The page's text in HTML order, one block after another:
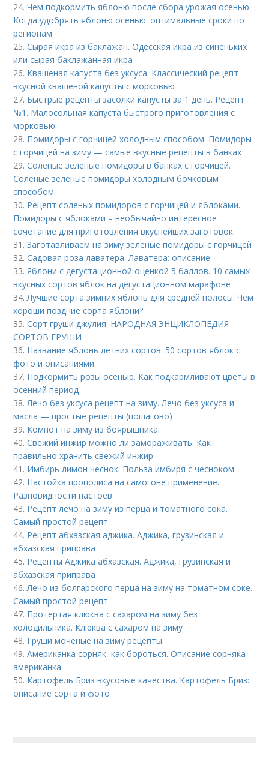
24.Чем подкормить яблоню после сбора урожая осенью.
Когда удобрять яблоню осенью: оптимальные сроки по
регионам
25.Сырая икра из баклажан. Одесская икра из синеньких
или сырая баклажанная икра
26. Квашеная капуста без уксуса. Классический рецепт
вкусной квашеной капусты с морковью
27. Быстрые рецепты засолки капусты за 1 день. Рецепт
№1. Малосольная капуста быстрого приготовления с
морковью
28. Помидоры с горчицей холодным способом. Помидоры
с горчицей на зиму — самые вкусные рецепты в банках
29.Соленые зеленые помидоры в банках с горчицей.
Соленые зеленые помидоры холодным бочковым
способом
30. Рецепт соленых помидоров с горчицей и яблоками.
Помидоры с яблоками – необычайно интересное
сочетание для приготовления вкуснейших заготовок.
31.Заготавливаем на зиму зеленые помидоры с горчицей
32.Садовая роза лаватера. Лаватера: описание
33.Яблони с дегустационной оценкой 5 баллов. 10 самых
вкусных сортов яблок на дегустационном марафоне
34.Лучшие сорта зимних яблонь для средней полосы. Чем
хороши поздние сорта яблони?
35.Сорт груши джулия. НАРОДНАЯ ЭНЦИКЛОПЕДИЯ
СОРТОВ ГРУШИ
36. Название яблонь летних сортов. 50 сортов яблок с
фото и описаниями
37. Подкормить розы осенью. Как подкармливают цветы в
осенний период
38.Лечо без уксуса рецепт на зиму. Лечо без уксуса и
масла — простые рецепты (пошагово)
39. Компот на зиму из боярышника.
40.Свежий инжир можно ли замораживать. Как
правильно хранить свежий инжир
41. Имбирь лимон чеснок. Польза имбиря с чесноком
42. Настойка прополиса на самогоне применение.
Разновидности настоев
43. Рецепт лечо на зиму из перца и томатного сока.
Самый простой рецепт
44. Рецепт абхазская аджика. Аджика, грузинская и
абхазская приправа
45. Рецепты Аджика абхазская. Аджика, грузинская и
абхазская приправа
46.Лечо из болгарского перца на зиму на томатном соке.
Самый простой рецепт
47. Протертая клюква с сахаром на зиму без
холодильника. Клюква с сахаром на зиму
48. Груши моченые на зиму рецепты.
49.Американка сорняк, как бороться. Описание сорняка
американка
50. Картофель Бриз вкусовые качества. Картофель Бриз:
описание сорта и фото